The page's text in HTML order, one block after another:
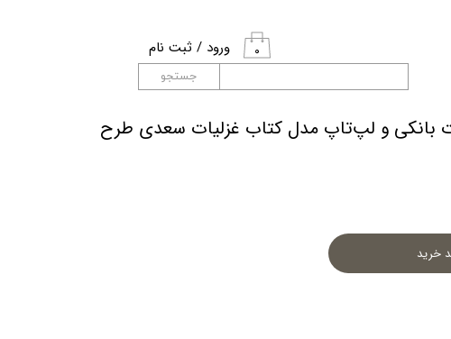
۰ ورود / ثبت نام
حساب کاربری من
تغییر گذر واژه
جستجو
بانکی و لپ‌تاپ مدل کتاب غزلیات سعدی طرح
خرید